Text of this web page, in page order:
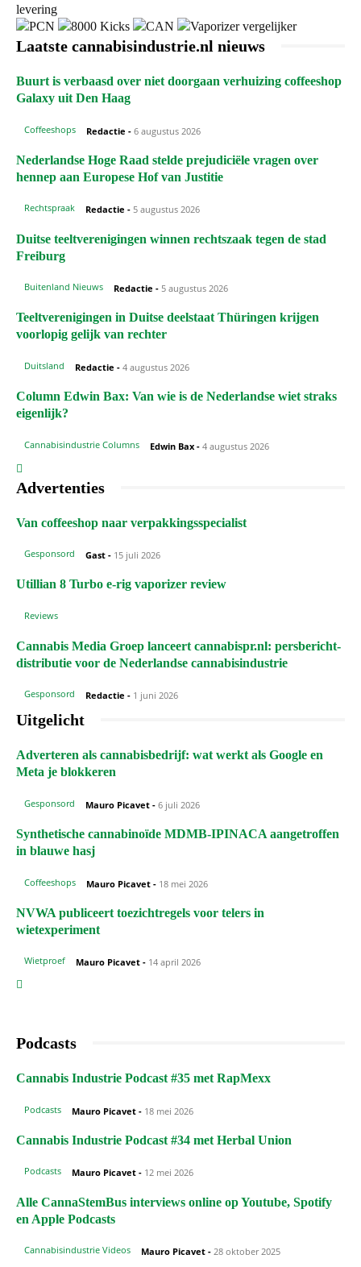
Laatste cannabisindustrie.nl nieuws
Buurt is verbaasd over niet doorgaan verhuizing coffeeshop
Galaxy uit Den Haag
Coffeeshops Redactie - 6 augustus 2026
Nederlandse Hoge Raad stelde prejudiciële vragen over
hennep aan Europese Hof van Justitie
Rechtspraak Redactie - 5 augustus 2026
Duitse teeltverenigingen winnen rechtszaak tegen de stad
Freiburg
Buitenland Nieuws Redactie - 5 augustus 2026
Teeltverenigingen in Duitse deelstaat Thüringen krijgen
voorlopig gelijk van rechter
Duitsland Redactie - 4 augustus 2026
Column Edwin Bax: Van wie is de Nederlandse wiet straks
eigenlijk?
Cannabisindustrie Columns Edwin Bax - 4 augustus 2026
Advertenties
Van coffeeshop naar verpakkingsspecialist
Gesponsord Gast - 15 juli 2026
Utillian 8 Turbo e-rig vaporizer review
Reviews
Cannabis Media Groep lanceert cannabispr.nl: persbericht-
distributie voor de Nederlandse cannabisindustrie
Gesponsord Redactie - 1 juni 2026
Uitgelicht
Adverteren als cannabisbedrijf: wat werkt als Google en
Meta je blokkeren
Gesponsord Mauro Picavet - 6 juli 2026
Synthetische cannabinoïde MDMB-IPINACA aangetroffen
in blauwe hasj
Coffeeshops Mauro Picavet - 18 mei 2026
NVWA publiceert toezichtregels voor telers in
wietexperiment
Wietproef Mauro Picavet - 14 april 2026
Podcasts
Cannabis Industrie Podcast #35 met RapMexx
Podcasts Mauro Picavet - 18 mei 2026
Cannabis Industrie Podcast #34 met Herbal Union
Podcasts Mauro Picavet - 12 mei 2026
Alle CannaStemBus interviews online op Youtube, Spotify
en Apple Podcasts
Cannabisindustrie Videos Mauro Picavet - 28 oktober 2025